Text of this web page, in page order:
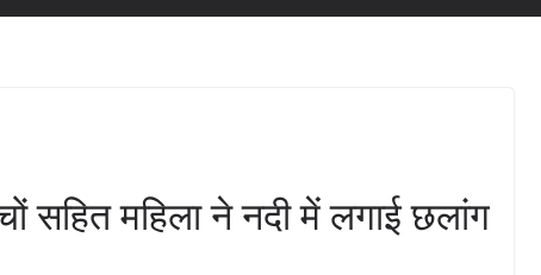
सहित महिला ने नदी में लगाई छलांग